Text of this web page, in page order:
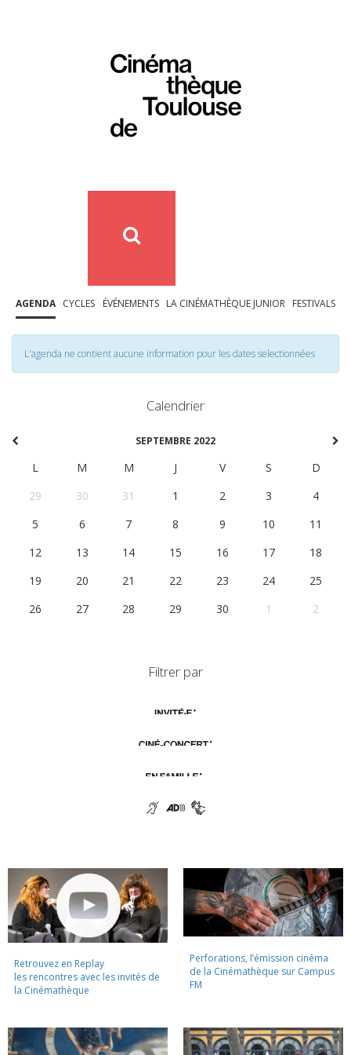
AGENDA CYCLES ÉVÉNEMENTS LA CINÉMATHÈQUE JUNIOR FESTIVALS
L'agenda ne contient aucune information pour les dates selectionnées
Calendrier
SEPTEMBRE 2022
L M M J V S
D
29
30 31 1 2 3
4
5
6 7 8 9 10
11
12
13 14 15 16 17
18
19
20 21 22 23 24
25
26
27 28 29 30 1 2
Filtrer par
Retrouvez en Replay
les rencontres avec les invités de
la Cinémathèque
Perforations, l’émission cinéma
de la Cinémathèque sur Campus
FM